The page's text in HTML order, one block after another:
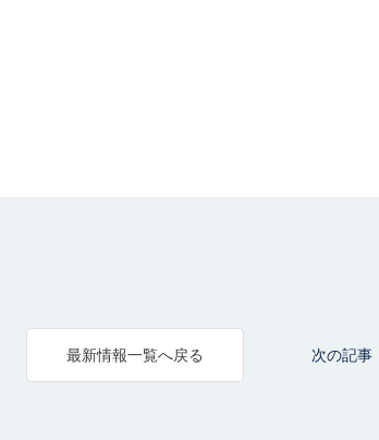
最新情報一覧へ戻る 次の記事